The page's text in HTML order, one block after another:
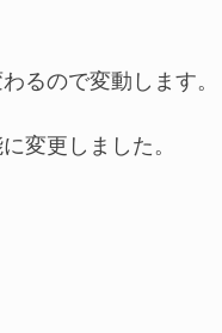
るので変動します。
変更しました。